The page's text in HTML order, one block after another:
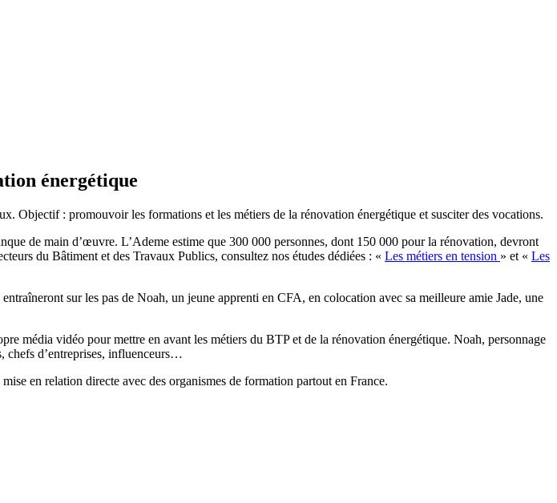
énergétique
Objectif : promouvoir les formations et les métiers de la rénovation énergétique et susciter des vocations.
de main d’œuvre. L’Ademe estime que 300 000 personnes, dont 150 000 pour la rénovation, devront
du Bâtiment et des Travaux Publics, consultez nos études dédiées : « Les métiers en tension » et « Les
sur les pas de Noah, un jeune apprenti en CFA, en colocation avec sa meilleure amie Jade, une
média vidéo pour mettre en avant les métiers du BTP et de la rénovation énergétique. Noah, personnage
chefs d’entreprises, influenceurs…
en relation directe avec des organismes de formation partout en France.